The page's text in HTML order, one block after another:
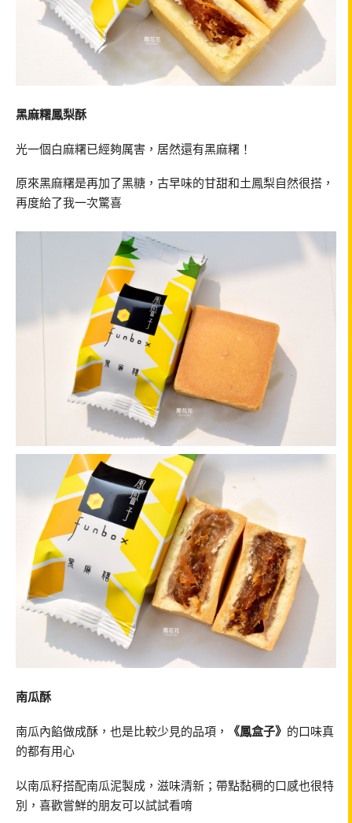
黑麻糬鳳梨酥
光一個白麻糬已經夠厲害，居然還有黑麻糬！
原來黑麻糬是再加了黑糖，古早味的甘甜和土鳳梨自然很搭，
再度給了我一次驚喜
南瓜酥
南瓜內餡做成酥，也是比較少見的品項， 《鳳盒子》 的口味真
的都有用心
以南瓜籽搭配南瓜泥製成，滋味清新；帶點黏稠的口感也很特
別，喜歡嘗鮮的朋友可以試試看唷